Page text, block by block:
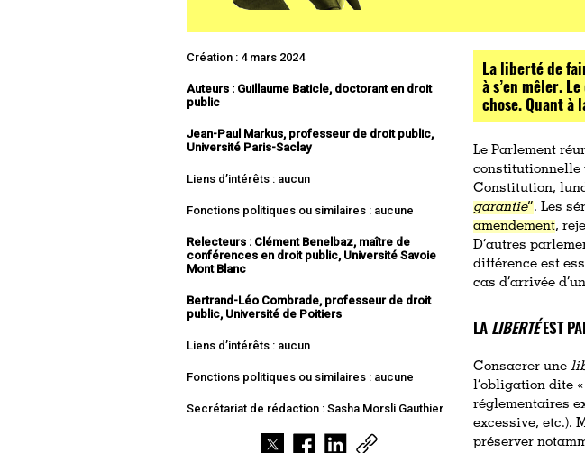
Création : 4 mars 2024
Auteurs : Guillaume Baticle, doctorant en droit
public
Jean-Paul Markus, professeur de droit public,
Université Paris-Saclay
Liens d’intérêts : aucun
Fonctions politiques ou similaires : aucune
Relecteurs : Clément Benelbaz, maître de
conférences en droit public, Université Savoie
Mont Blanc
Bertrand-Léo Combrade, professeur de droit
public, Université de Poitiers
Liens d’intérêts : aucun
Fonctions politiques ou similaires : aucune
Secrétariat de rédaction : Sasha Morsli Gauthier
La liberté de
à s’en mêler.
chose. Quant
Le Parlement
constitutionnelle
Constitution,
garantie”. Les
amendement,
D’autres
différence est
cas d’arrivée
LA LIBERTÉEST
Consacrer une
l’obligation dite
réglementaires
excessive, etc.).
préserver